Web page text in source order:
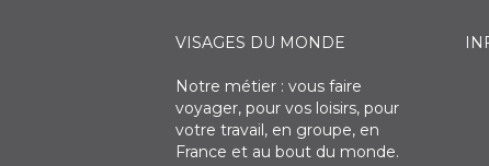
VISAGES DU MONDE
Notre métier : vous faire
voyager, pour vos loisirs, pour
votre travail, en groupe, en
France et au bout du monde.